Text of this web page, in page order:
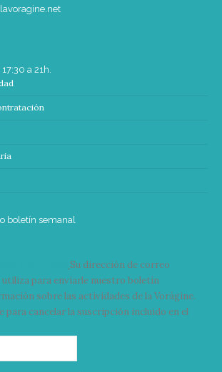
a 21h.
boletín semanal
Su dirección de correo
para enviarle nuestro boletín
sobre las actividades de la Vorágine.
para cancelar la suscripción incluido en el